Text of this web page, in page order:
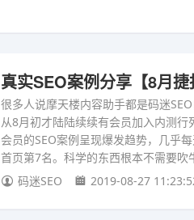
真实SEO案例分享【8月
很多人说摩天楼内容助手都是码迷
从8月初才陆陆续续有会员加入内测行
会员的SEO案例呈现爆发趋势，几乎
首页第7名。科学的东西根本不需要吹
码迷SEO
2019-08-27